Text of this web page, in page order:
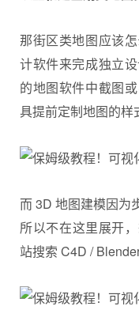
那街区类地图应该
计软件来完成独立
的地图软件中截图
具提前定制地图的样
而 3D 地图建模因为
所以不在这里展开
站搜索 C4D /